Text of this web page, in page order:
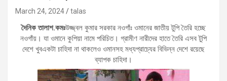
March 24, 2024 talas
দৈনিক তালাশ.কমঃউজ্জ্বল কুমার সরকার নওগাঁঃ ওমানের জাতীয় টুপি তৈরি হচ্ছে
নওগাঁয়। যা ওমানে কুপিয়া নামে পরিচিত। গ্রামীণ নারীদের হাতে তৈরি এসব টুপি
দেশে খুবএকটা চাহিদা না থাকলেও ওমানসহ মধ্যপ্রাচ্যের বিভিন্ন দেশে রয়েছে
ব্যাপক চাহিদা।